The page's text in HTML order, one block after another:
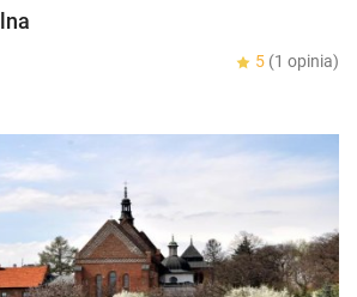
5 (1 opinia)